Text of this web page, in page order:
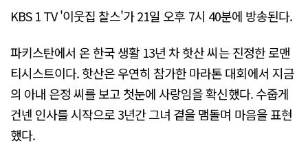
KBS 1 TV '이웃집 찰스'가 21일 오후 7시 40분에 방송된다.
파키스탄에서 온 한국 생활 13년 차 핫산 씨는 진정한 로맨
티시스트이다. 핫산은 우연히 참가한 마라톤 대회에서 지금
의 아내 은정 씨를 보고 첫눈에 사랑임을 확신했다. 수줍게
건넨 인사를 시작으로 3년간 그녀 곁을 맴돌며 마음을 표현
했다.